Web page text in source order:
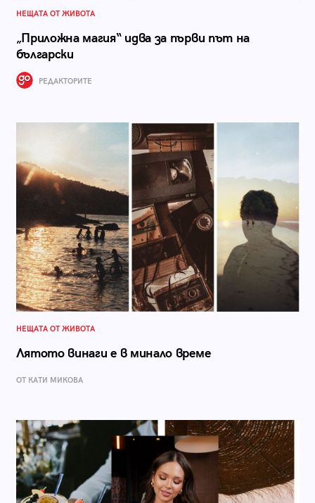
НЕЩАТА ОТ ЖИВОТА
„Приложна магия“ идва за първи път на
български
РЕДАКТОРИТЕ
НЕЩАТА ОТ ЖИВОТА
Лятото винаги е в минало време
ОТ КАТИ МИКОВА